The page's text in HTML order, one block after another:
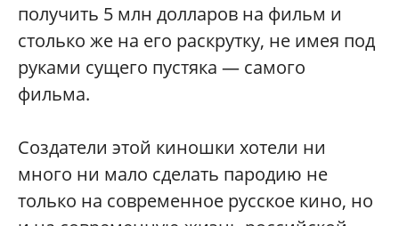
получить 5 млн долларов на фильм и
столько же на его раскрутку, не имея под
руками сущего пустяка — самого
фильма.
Создатели этой киношки хотели ни
много ни мало сделать пародию не
только на современное русское кино, но